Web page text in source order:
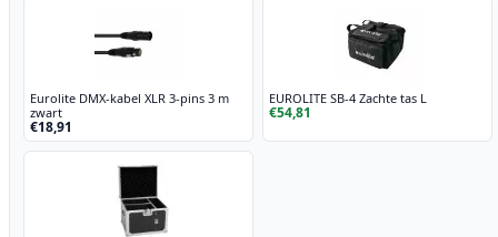
Eurolite DMX-kabel XLR 3-pins 3 m
zwart
€18,91
EUROLITE SB-4 Zachte tas L
€54,81